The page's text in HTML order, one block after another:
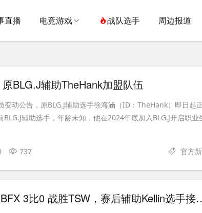
直播 电竞游戏 战队选手 周边报道
BLG.J辅助TheHank加盟队伍
变动公告，原BLG.J辅助选手徐海涵（ID：TheHank）即日起
辅助选手，年龄未知，他在2024年底加入BLG.J开启职业
737 官方
2026全球先锋赛：BFX 3